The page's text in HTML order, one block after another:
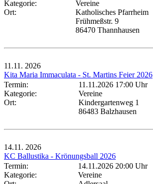
Kategorie:
Vereine
Ort:
Katholisches Pfarrheim
Frühmeßstr. 9
86470 Thannhausen
11.11. 2026
Kita Maria Immaculata - St. Martins Feier 2026
Termin:
11.11.2026 17:00 Uhr
Kategorie:
Vereine
Ort:
Kindergartenweg 1
86483 Balzhausen
14.11. 2026
KC Ballustika - Krönungsball 2026
Termin:
14.11.2026 20:00 Uhr
Kategorie:
Vereine